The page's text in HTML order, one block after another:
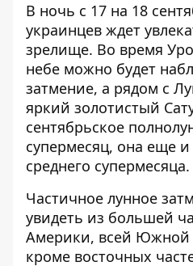
В ночь с 17 на 18
украинцев ждет
зрелище. Во время
небе можно будет
затмение, а рядом с
яркий золотистый
сентябрьское
супермесяц, она еще
среднего супермесяца.
Частичное лунное
увидеть из большей
Америки, всей Южной
кроме восточных